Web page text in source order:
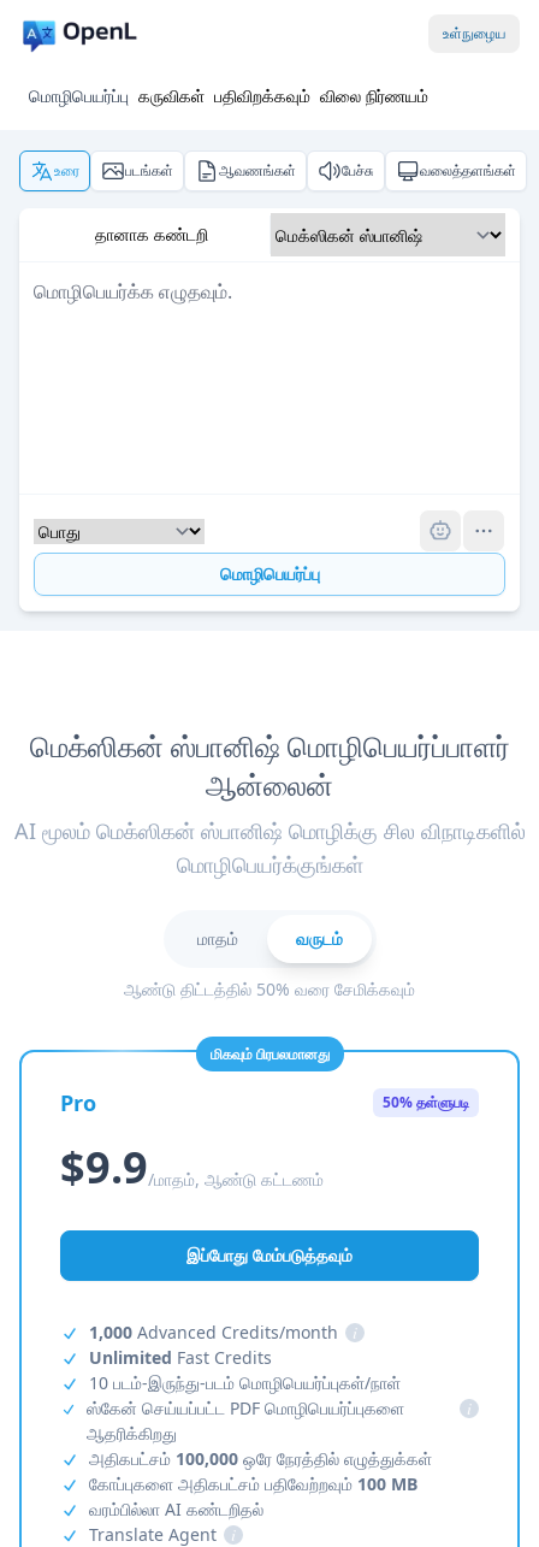
உள்நுழைய
மொழிபெயர்ப்பு கருவிகள் பதிவிறக்கவும் விலை நிர்ணயம்
உரை படங்கள் ஆவணங்கள் பேச்சு வலைத்தளங்கள்
தானாக கண்டறி
மொழிபெயர்ப்பு
மெக்ஸிகன் ஸ்பானிஷ் மொழிபெயர்ப்பாளர்
ஆன்லைன்
AI மூலம் மெக்ஸிகன் ஸ்பானிஷ் மொழிக்கு சில விநாடிகளில்
மொழிபெயர்க்குங்கள்
மாதம் வருடம்
ஆண்டு திட்டத்தில் 50% வரை சேமிக்கவும்
மிகவும் பிரபலமானது
Pro 50% தள்ளுபடி
$9.9/மாதம், ஆண்டு கட்டணம்
இப்போது மேம்படுத்தவும்
1,000 Advanced Credits/month
i
Unlimited Fast Credits
10 படம்-இருந்து-படம் மொழிபெயர்ப்புகள்/நாள்
ஸ்கேன் செய்யப்பட்ட PDF மொழிபெயர்ப்புகளை
ஆதரிக்கிறது
i
அதிகபட்சம் 100,000 ஒரே நேரத்தில் எழுத்துக்கள்
கோப்புகளை அதிகபட்சம் பதிவேற்றவும் 100 MB
வரம்பில்லா AI கண்டறிதல்
Translate Agent
i